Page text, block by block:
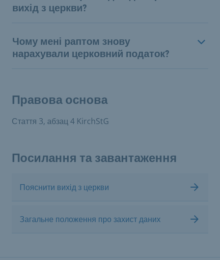
вихід з церкви?
Чому мені раптом знову
нарахували церковний податок?
Правова основа
Стаття 3, абзац 4 KirchStG
Посилання та завантаження
Пояснити вихід з церкви
Загальне положення про захист даних